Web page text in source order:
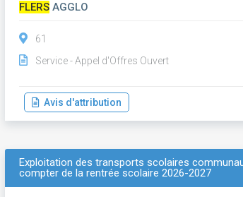
FLERS AGGLO
61
Service - Appel d'Offres Ouvert
Avis d'attribution
Exploitation des transports scolaires
compter de la rentrée scolaire 2026-2027